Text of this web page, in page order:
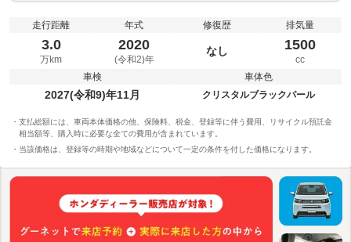
走行距離
3.0
万km
年式
2020
(令和2)年
修復歴
なし
排気量
1500
cc
車検
2027(令和9)年11月
車体色
クリスタルブラックパール
支払総額には、車両本体価格の他、保険料、税金、登録等に伴う費用、リサイクル預託金
相当額等、購入時に必要な全ての費用が含まれています。
当該価格は、登録等の時期や地域などについて一定の条件を付した価格になります。